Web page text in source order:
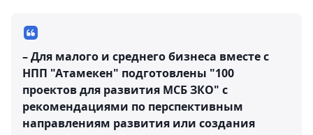
– Для малого и среднего бизнеса вместе с
НПП "Атамекен" подготовлены "100
проектов для развития МСБ ЗКО" с
рекомендациями по перспективным
направлениям развития или создания